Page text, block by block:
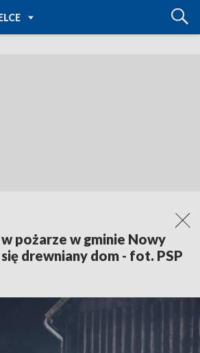
REGIONY
pożarze w gminie Nowy
drewniany dom - fot. PSP